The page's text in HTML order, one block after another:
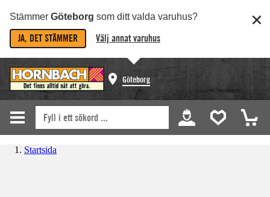
Stämmer Göteborg som ditt valda varuhus?
JA, DET STÄMMER Välj annat varuhus
Göteborg
Startsida